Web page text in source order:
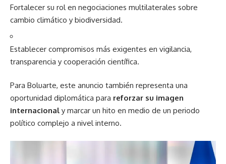
Fortalecer su rol en negociaciones multilaterales sobre
cambio climático y biodiversidad.
Establecer compromisos más exigentes en vigilancia,
transparencia y cooperación científica.
Para Boluarte, este anuncio también representa una
oportunidad diplomática para reforzar su imagen
internacional y marcar un hito en medio de un periodo
político complejo a nivel interno.